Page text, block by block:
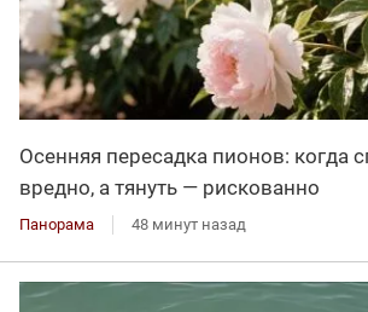
Осенняя пересадка пионов: когда
вредно, а тянуть — рискованно
Панорама 48 минут назад